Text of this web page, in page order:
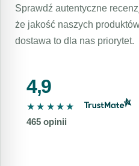
niezależnie od wieku, i
zaangażowani w pomoc w
celu. Skontaktuj się z nami
udowodnioną skuteczność w
widoczności kurzych łapek.
dłużej – zamów krem już
Sprawdź autentyczne
że jakość naszych
dostawa to dla nas priorytet.
4,9
★★★★★
★★★★★
465 opinii